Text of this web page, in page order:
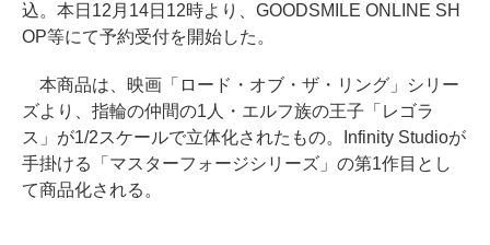
込。本日12月14日12時より、GOODSMILE ONLINE SH
OP等にて予約受付を開始した。
本商品は、映画「ロード・オブ・ザ・リング」シリー
ズより、指輪の仲間の1人・エルフ族の王子「レゴラ
ス」が1/2スケールで立体化されたもの。Infinity Studioが
手掛ける「マスターフォージシリーズ」の第1作目とし
て商品化される。